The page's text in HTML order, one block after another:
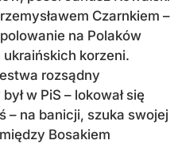
Czarnkiem –
na Polaków
korzeni.
rozsądny
w PiS – lokował się
– na banicji, szuka swojej
Bosakiem